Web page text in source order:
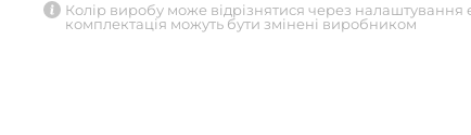
Колір виробу може відрізнятися через налаштування
комплектація можуть бути змінені виробником